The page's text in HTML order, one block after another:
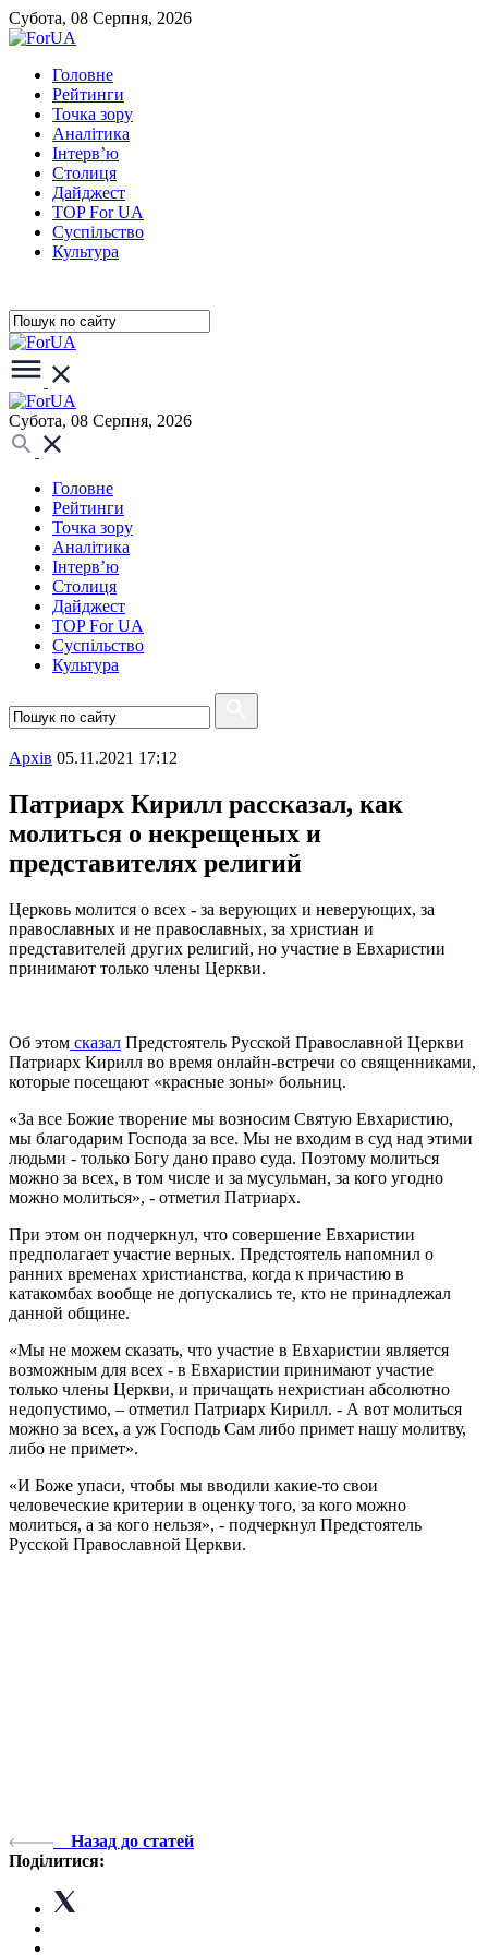
Субота, 08 Серпня, 2026
Головне
Рейтинги
Точка зору
Аналітика
Інтерв’ю
Столиця
Дайджест
TOP For UA
Суспiльство
Культура
Субота, 08 Серпня, 2026
Головне
Рейтинги
Точка зору
Аналітика
Інтерв’ю
Столиця
Дайджест
TOP For UA
Суспiльство
Культура
Архiв 05.11.2021 17:12
Патриарх Кирилл рассказал, как
молиться о некрещеных и
представителях религий
Церковь молится о всех - за верующих и неверующих, за
православных и не православных, за христиан и
представителей других религий, но участие в Евхаристии
принимают только члены Церкви.
Об этом сказал Предстоятель Русской Православной Церкви
Патриарх Кирилл во время онлайн-встречи со священниками,
которые посещают «красные зоны» больниц.
«За все Божие творение мы возносим Святую Евхаристию,
мы благодарим Господа за все. Мы не входим в суд над этими
людьми - только Богу дано право суда. Поэтому молиться
можно за всех, в том числе и за мусульман, за кого угодно
можно молиться», - отметил Патриарх.
При этом он подчеркнул, что совершение Евхаристии
предполагает участие верных. Предстоятель напомнил о
ранних временах христианства, когда к причастию в
катакомбах вообще не допускались те, кто не принадлежал
данной общине.
«Мы не можем сказать, что участие в Евхаристии является
возможным для всех - в Евхаристии принимают участие
только члены Церкви, и причащать нехристиан абсолютно
недопустимо, – отметил Патриарх Кирилл. - А вот молиться
можно за всех, а уж Господь Сам либо примет нашу молитву,
либо не примет».
«И Боже упаси, чтобы мы вводили какие-то свои
человеческие критерии в оценку того, за кого можно
молиться, а за кого нельзя», - подчеркнул Предстоятель
Русской Православной Церкви.
Назад до статей
Поділитися: